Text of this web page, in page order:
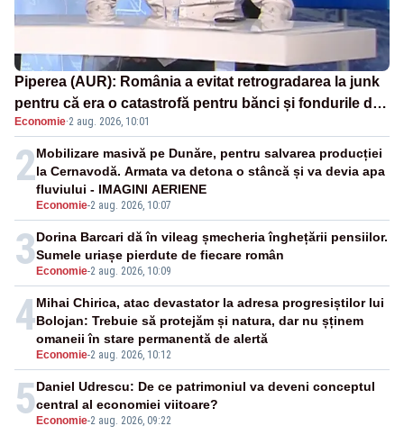
Piperea (AUR): România a evitat retrogradarea la junk
pentru că era o catastrofă pentru bănci și fondurile de
pensii
Economie·2 aug. 2026, 10:01
2
Economie-2 aug. 2026, 10:07
Mobilizare masivă pe Dunăre, pentru salvarea producției
la Cernavodă. Armata va detona o stâncă și va devia apa
fluviului - IMAGINI AERIENE
3 Economie-2 aug. 2026, 10:09
Dorina Barcari dă în vileag șmecheria înghețării pensiilor.
Sumele uriașe pierdute de fiecare român
4
Economie-2 aug. 2026, 10:12
Mihai Chirica, atac devastator la adresa progresiștilor lui
Bolojan: Trebuie să protejăm și natura, dar nu șținem
omaneii în stare permanentă de alertă
5 Economie-2 aug. 2026, 09:22
Daniel Udrescu: De ce patrimoniul va deveni conceptul
central al economiei viitoare?